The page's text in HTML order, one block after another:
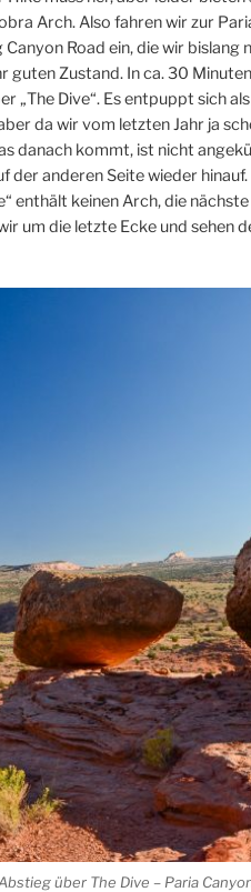
Arch. Also fahren wir zur
Road ein, die wir bislang
guten Zustand. In ca. 30
„The Dive“. Es entpuppt sich
da wir vom letzten Jahr ja
danach kommt, ist nicht
der anderen Seite wieder
enthält keinen Arch, die
um die letzte Ecke und sehen
über The Dive – Paria